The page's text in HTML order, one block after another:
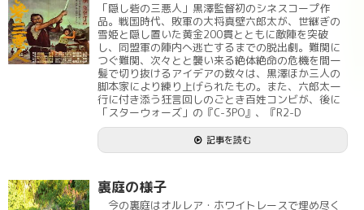
「隠し砦の三悪人」黒澤監督初のシネスコープ作
品。戦国時代、敗軍の大将真壁六郎太が、世継ぎの
雪姫と隠し置いた黄金200貫とともに敵陣を突破
し、同盟軍の陣内へ逃亡するまでの脱出劇。難関に
つぐ難関、次々とと襲い来る絶体絶命の危機を間一
髪で切り抜けるアイデアの数々は、黒澤ほか三人の
脚本家により練り上げられたもの。また、六郎太一
行に付き添う狂言回しのごとき百姓コンビが、後に
「スターウォーズ」の『C-3PO』、『R2-D
記事を読む
裏庭の様子
今の裏庭はオルレア・ホワイトレースで埋め尽く